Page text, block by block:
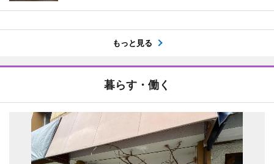
もっと見る
暮らす・働く